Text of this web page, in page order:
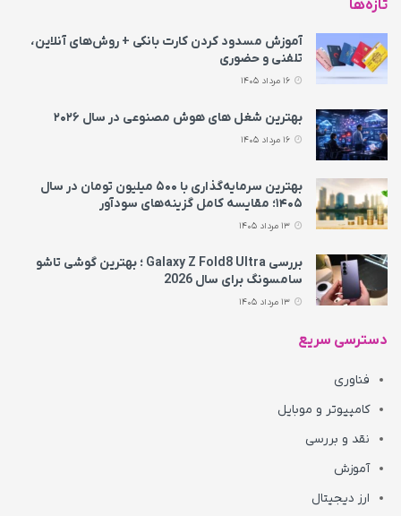
تازه‌ها
آموزش مسدود کردن کارت بانکی + روش‌های آنلاین،
تلفنی و حضوری
بهترین شغل های هوش مصنوعی در سال ۲۰۲۶
بهترین سرمایه‌گذاری با ۵۰۰ میلیون تومان در سال
۱۴۰۵؛ مقایسه کامل گزینه‌های سودآور
بررسی Galaxy Z Fold8 Ultra ؛ بهترین گوشی تاشو
سامسونگ برای سال 2026
دسترسی سریع
فناوری
کامپیوتر و موبایل
نقد و بررسی
آموزش
ارز دیجیتال